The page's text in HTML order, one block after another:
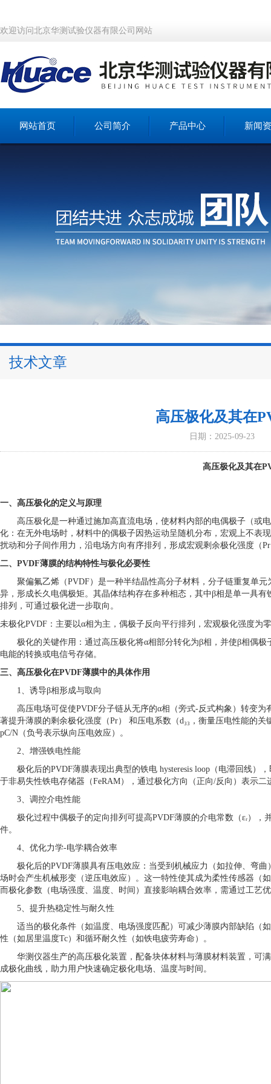
欢迎访问北京华测试验仪器有限公司网站
网站首页 公司简介 产品中心 新闻
技术文章
高压极化及其在
日期：2025-09-23
高压极化及其在
一、高压极化的定义与原理
高压极化是一种通过施加高直流电场，使材料内部的电偶极子（或
化：在无外电场时，材料中的偶极子因热运动呈随机分布，宏观上不表
扰动和分子间作用力，沿电场方向有序排列，形成宏观剩余极化强度（
二、 PVDF薄膜的结构特性与极化必要性
聚偏氟乙烯（PVDF）是一种半结晶性高分子材料，分子链重复单
异，形成长久电偶极矩。其晶体结构存在多种相态，其中β相是单一具
排列，可通过极化进一步取向。
未极化PVDF：主要以α相为主，偶极子反向平行排列，宏观极化强度为
极化的关键作用：通过高压极化将α相部分转化为β相，并使β相偶
电能的转换或电信号存储。
三、高压极化在PVDF薄膜中的具体作用
1、 诱导β相形成与取向
高压电场可促使PVDF分子链从无序的α相（旁式-反式构象）转变
著提升薄膜的剩余极化强度（Pr） 和压电系数（d₃₃，衡量压电性能的
pC/N（负号表示纵向压电效应）。
2、 增强铁电性能
极化后的PVDF薄膜表现出典型的铁电 hysteresis loop（电滞回线
于非易失性铁电存储器（FeRAM），通过极化方向（正向/反向）表示
3、 调控介电性能
极化过程中偶极子的定向排列可提高PVDF薄膜的介电常数（εᵣ）
件。
4、 优化力学-电学耦合效率
极化后的PVDF薄膜具有压电效应：当受到机械应力（如拉伸、弯
场时会产生机械形变（逆压电效应）。这一特性使其成为柔性传感器（
而极化参数（电场强度、温度、时间）直接影响耦合效率，需通过工艺
5、 提升热稳定性与耐久性
适当的极化条件（如温度、电场强度匹配）可减少薄膜内部缺陷（
性（如居里温度Tc）和循环耐久性（如铁电疲劳寿命）。
华测仪器生产的高压极化装置，配备块体材料与薄膜材料装置，可
成极化曲线，助力用户快速确定极化电场、温度与时间。